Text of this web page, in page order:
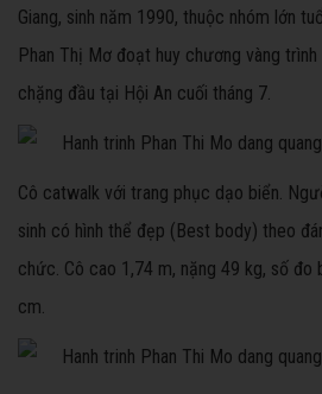
Giang, sinh năm 1990, thuộc nhóm lớn
Phan Thị Mơ đoạt huy chương vàng
chặng đầu tại Hội An cuối tháng 7.
Cô catwalk với trang phục dạo biển.
sinh có hình thể đẹp (Best body) theo
chức. Cô cao 1,74 m, nặng 49 kg, số đo
cm.